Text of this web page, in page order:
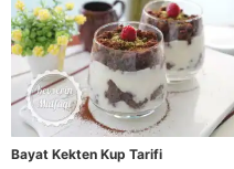
Bayat Kekten Kup Tarifi